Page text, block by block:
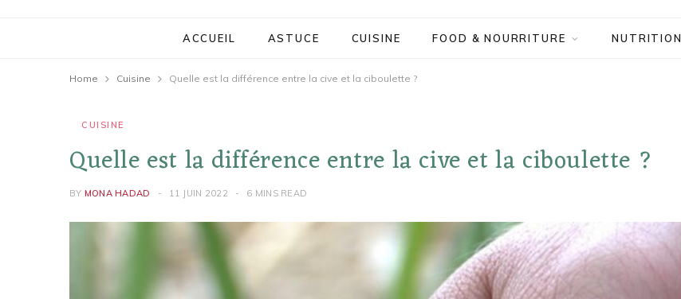
ACCUEIL ASTUCE CUISINE FOOD & NOURRITURE NUTRITION
Home Cuisine Quelle est la différence entre la cive et la ciboulette ?
CUISINE
Quelle est la différence entre la cive et la ciboulette ?
BY MONA HADAD 11 JUIN 2022 6 MINS READ